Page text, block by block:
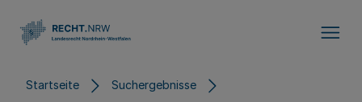
Startseite Suchergebnisse